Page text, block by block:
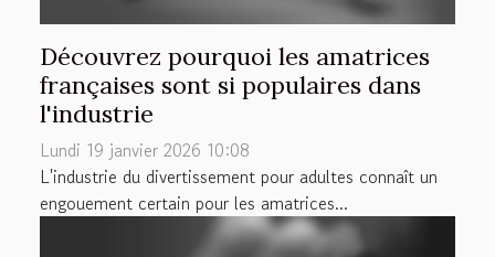
Découvrez pourquoi les amatrices
françaises sont si populaires dans
l'industrie
Lundi 19 janvier 2026 10:08
L'industrie du divertissement pour adultes connaît un
engouement certain pour les amatrices...